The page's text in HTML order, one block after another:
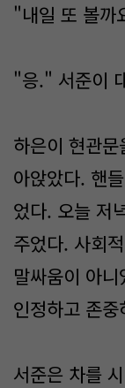
"내일 또 볼까
"응." 서준이
하은이 현관
아앉았다. 핸
었다. 오늘 저
주었다. 사회
말싸움이 아
인정하고 존
서준은 차를